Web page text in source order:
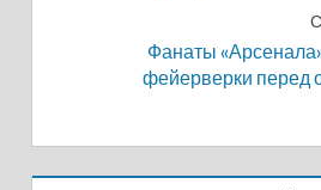
Фанаты
фейерверки перед